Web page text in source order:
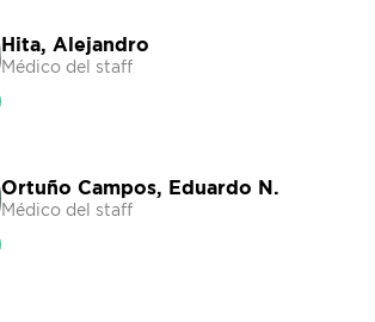
Hita, Alejandro
Médico del staff
Ortuño Campos, Eduardo N.
Médico del staff